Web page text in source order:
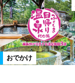
おでかけ